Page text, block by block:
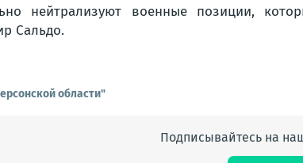
нейтрализуют военные позиции,
Сальдо.
области"
Подписывайтесь на